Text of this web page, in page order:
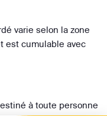
varie selon la zone
est cumulable avec
à toute personne